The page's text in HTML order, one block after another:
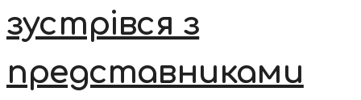
зустрівся з
представниками